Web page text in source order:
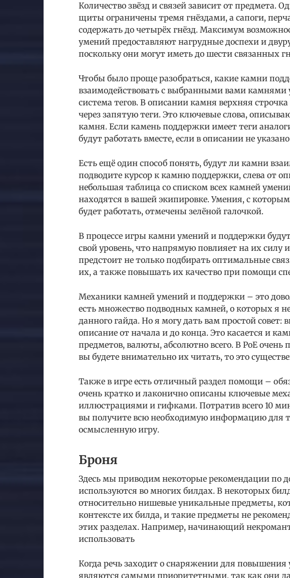
Количество звёзд и связей зависит от предмета.
щиты ограничены тремя гнёздами, а сапоги,
содержать до четырёх гнёзд. Максимум
умений предоставляют нагрудные доспехи и
поскольку они могут иметь до шести связанных
Чтобы было проще разобраться, какие камни
взаимодействовать с выбранными вами камнями
система тегов. В описании камня верхняя
через запятую теги. Это ключевые слова,
камня. Если камень поддержки имеет теги
будут работать вместе, если в описании не
Есть ещё один способ понять, будут ли камни
подводите курсор к камню поддержки, слева от
небольшая таблица со списком всех камней
находятся в вашей экипировке. Умения, с
будет работать, отмечены зелёной галочкой.
В процессе игры камни умений и поддержки
свой уровень, что напрямую повлияет на их силу
предстоит не только подбирать оптимальные
их, а также повышать их качество при помощи
Механики камней умений и поддержки – это
есть множество подводных камней, о которых я
данного гайда. Но я могу дать вам простой совет:
описание от начала и до конца. Это касается и
предметов, валюты, абсолютно всего. В PoE очень
вы будете внимательно их читать, то это
Также в игре есть отличный раздел помощи –
очень кратко и лаконично описаны ключевые
иллюстрациями и гифками. Потратив всего 10
вы получите всю необходимую информацию для
осмысленную игру.
Броня
Здесь мы приводим некоторые рекомендации по
используются во многих билдах. В некоторых
относительно нишевые уникальные предметы,
контексте их билда, и такие предметы не
этих разделах. Например, начинающий
использовать
Когда речь заходит о снаряжении для
являются самыми приоритетными, так как они